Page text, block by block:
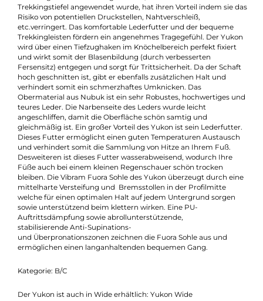
Beschreibung
Der Yukon ist wie der Alaska ein klassischer Trekkingstiefel von
Hanwag. Er ist ausgestattet mit Lederfutter und sehr
komfortablem Leisten. Falls gewünscht ist der Yukon auch mit
breitem Leisten als Yukon Wide erhältlich. Die teure und
schwierige Kunst der weniger Nähte, welche bei diesem
Trekkingstiefel angewendet wurde, hat ihren Vorteil indem sie
Risiko von potentiellen Druckstellen, Nahtverschleiß,
etc.verringert. Das komfortable Lederfutter und der bequeme
Trekkingleisten fördern ein angenehmes Tragegefühl. Der
wird über einen Tiefzughaken im Knöchelbereich perfekt fixiert
und wirkt somit der Blasenbildung (durch verbesserten
Fersensitz) entgegen und sorgt für Trittsicherheit. Da der
hoch geschnitten ist, gibt er ebenfalls zusätzlichen Halt und
verhindert somit ein schmerzhaftes Umknicken. Das
Obermaterial aus Nubuk ist ein sehr Robustes, hochwertiges
teures Leder. Die Narbenseite des Leders wurde leicht
angeschliffen, damit die Oberfläche schön samtig und
gleichmäßig ist. Ein großer Vorteil des Yukon ist sein
Dieses Futter ermöglicht einen guten Temperaturen
und verhindert somit die Sammlung von Hitze an Ihrem Fuß.
Desweiteren ist dieses Futter wasserabweisend, wodurch Ihre
bleiben. Die Vibram Fuora Sohle des Yukon überzeugt durch
welche für einen optimalen Halt auf jedem Untergrund sorgen